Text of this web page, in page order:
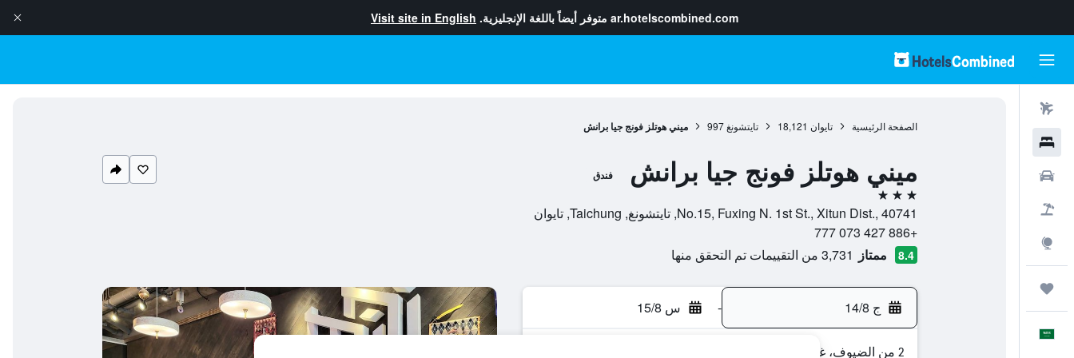
ar.hotelscombined.com متوفر أيضاً باللغة الإنجليزية. Visit site in English
الصفحة الرئيسية تايوان 18,121 تايتشونغ 997 ميني هوتلز فونج جيا برانش
ميني هوتلز فونج جيا برانش فندق
3 نجوم
No.15, Fuxing N. 1st St., Xitun Dist., 40741, تايتشونغ, Taichung, تايوان
+886 427 073 777
8.4 ممتاز 3,731 من التقييمات تم التحقق منها
ج 14/8 - س 15/8
2 من الضيوف، غرفة واحدة